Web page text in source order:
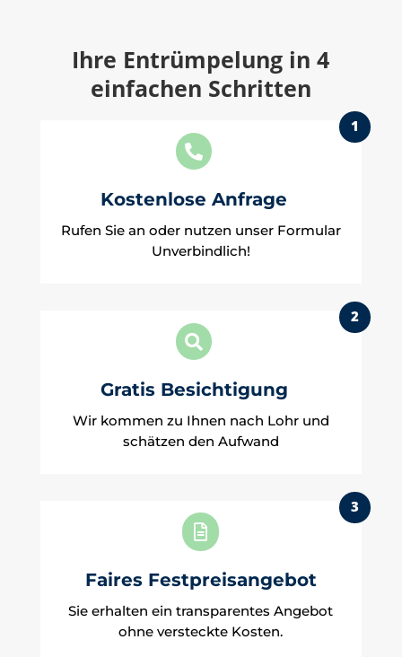
Ihre Entrümpelung in 4
einfachen Schritten

Kostenlose Anfrage
1
Rufen Sie an oder nutzen unser Formular
Unverbindlich!

Gratis Besichtigung
2
Wir kommen zu Ihnen nach Lohr und
schätzen den Aufwand

Faires Festpreisangebot
3
Sie erhalten ein transparentes Angebot
ohne versteckte Kosten.